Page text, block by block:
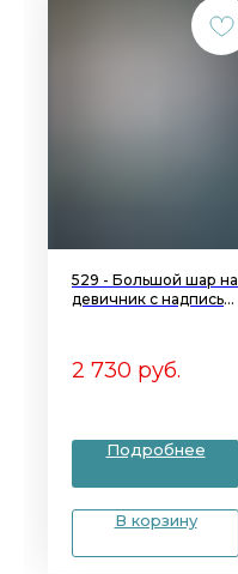
529 - Большой шар на
девичник с надписью
2 730 руб.
Подробнее
В корзину